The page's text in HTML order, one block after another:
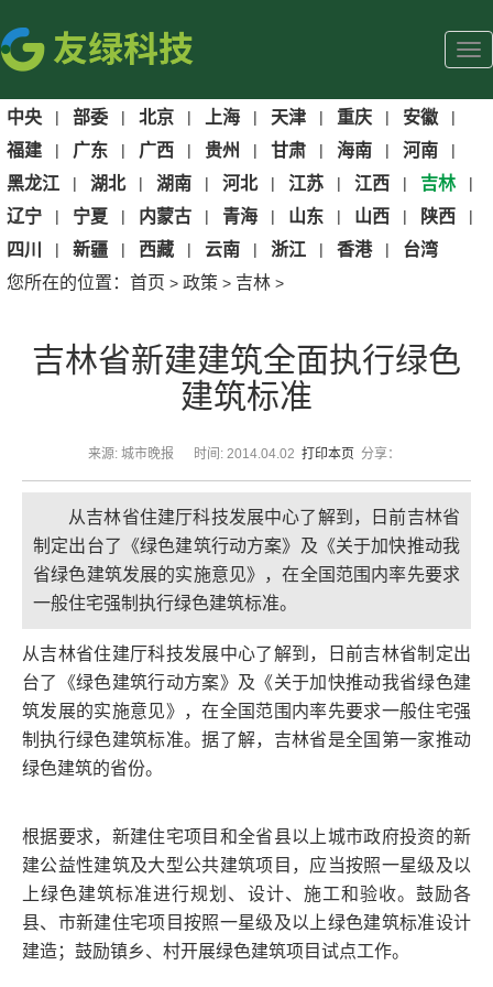
中央 | 部委 | 北京 | 上海 | 天津 | 重庆 | 安徽 |
福建 | 广东 | 广西 | 贵州 | 甘肃 | 海南 | 河南 |
黑龙江 | 湖北 | 湖南 | 河北 | 江苏 | 江西 | 吉林 |
辽宁 | 宁夏 | 内蒙古 | 青海 | 山东 | 山西 | 陕西 |
四川 | 新疆 | 西藏 | 云南 | 浙江 | 香港 |
台湾
您所在的位置： 首页 > 政策 > 吉林 >
吉林省新建建筑全面执行绿色
建筑标准
来源: 城市晚报 时间: 2014.04.02 打印本页 分享：
从吉林省住建厅科技发展中心了解到，日前吉林省
制定出台了《绿色建筑行动方案》及《关于加快推动我
省绿色建筑发展的实施意见》，在全国范围内率先要求
一般住宅强制执行绿色建筑标准。
从吉林省住建厅科技发展中心了解到，日前吉林省制定出
台了《绿色建筑行动方案》及《关于加快推动我省绿色建
筑发展的实施意见》，在全国范围内率先要求一般住宅强
制执行绿色建筑标准。据了解，吉林省是全国第一家推动
绿色建筑的省份。
根据要求，新建住宅项目和全省县以上城市政府投资的新
建公益性建筑及大型公共建筑项目，应当按照一星级及以
上绿色建筑标准进行规划、设计、施工和验收。鼓励各
县、市新建住宅项目按照一星级及以上绿色建筑标准设计
建造；鼓励镇乡、村开展绿色建筑项目试点工作。